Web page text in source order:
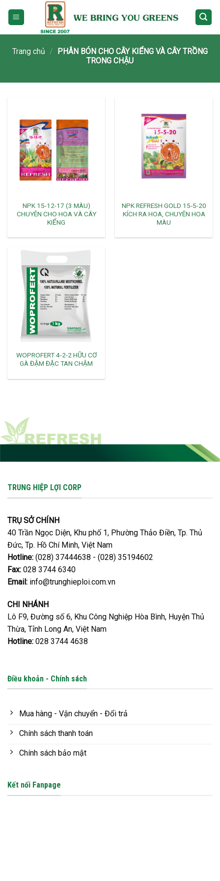
Trang chủ /
PHÂN BÓN CHO CÂY KIỂNG VÀ CÂY TRỒNG
TRONG CHẬU
NPK 15-12-17 (3 MÀU)
CHUYÊN CHO HOA VÀ CÂY
KIỂNG
NPK REFRESH GOLD 15-5-20
KÍCH RA HOA, CHUYÊN HOA
MÀU
WOPROFERT 4-2-2 HỮU CƠ
GÀ ĐẬM ĐẶC TAN CHẬM
TRUNG HIỆP LỢI CORP
TRỤ SỞ CHÍNH
40 Trần Ngọc Diện, Khu phố 1, Phường Thảo Điền, Tp. Thủ
Đức, Tp. Hồ Chí Minh, Việt Nam
Hotline: (028) 37444638 - (028) 35194602
Fax: 028 3744 6340
Email: info@trunghieploi.com.vn
CHI NHÁNH
Lô F9, Đường số 6, Khu Công Nghiệp Hòa Bình, Huyện Thủ
Thừa, Tỉnh Long An, Việt Nam
Hotline: 028 3744 4638
Điều khoản - Chính sách
Mua hàng - Vận chuyển - Đổi trả
Chính sách thanh toán
Chính sách bảo mật
Kết nối Fanpage